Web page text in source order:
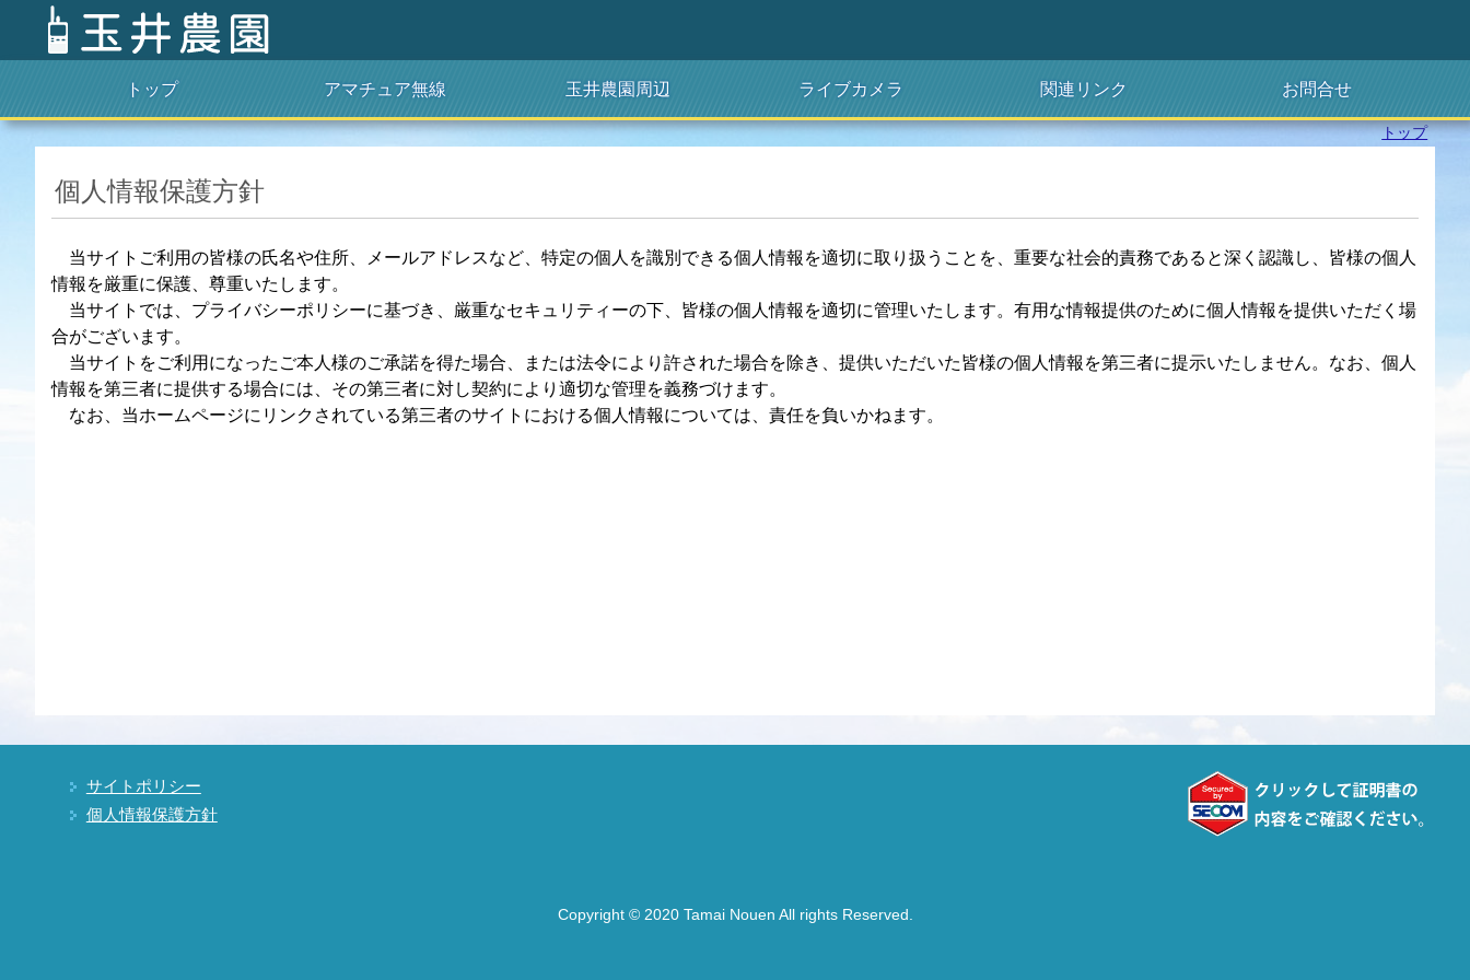
トップ アマチュア無線 玉井農園周辺 ライブカメラ 関連リンク お問合せ
トップ
個人情報保護方針
当サイトご利用の皆様の氏名や住所、メールアドレスなど、特定の個人を識別できる個人情報を適切に取り扱うことを、重要な社会的責務であると深く認識し、皆様の個人
情報を厳重に保護、尊重いたします。
当サイトでは、プライバシーポリシーに基づき、厳重なセキュリティーの下、皆様の個人情報を適切に管理いたします。有用な情報提供のために個人情報を提供いただく場
合がございます。
当サイトをご利用になったご本人様のご承諾を得た場合、または法令により許された場合を除き、提供いただいた皆様の個人情報を第三者に提示いたしません。なお、個人
情報を第三者に提供する場合には、その第三者に対し契約により適切な管理を義務づけます。
なお、当ホームページにリンクされている第三者のサイトにおける個人情報については、責任を負いかねます。
サイトポリシー
個人情報保護方針
Copyright © 2020 Tamai Nouen All rights Reserved.